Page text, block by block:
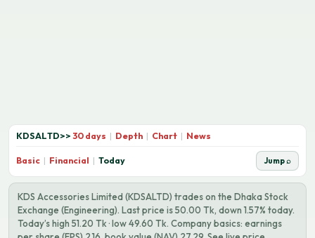
KDSALTD>> 30 days | Depth | Chart | News
Basic | Financial | Today Jump ⌕
KDS Accessories Limited (KDSALTD) trades on the Dhaka Stock
Exchange (Engineering). Last price is 50.00 Tk, down 1.57% today.
Today’s high 51.20 Tk · low 49.60 Tk. Company basics: earnings